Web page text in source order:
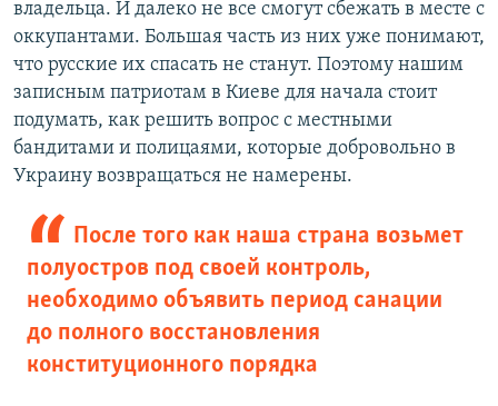
владельца. И далеко не все смогут сбежать в месте с
оккупантами. Большая часть из них уже понимают,
что русские их спасать не станут. Поэтому нашим
записным патриотам в Киеве для начала стоит
подумать, как решить вопрос с местными
бандитами и полицаями, которые добровольно в
Украину возвращаться не намерены.
После того как наша страна возьмет
полуостров под своей контроль,
необходимо объявить период санации
до полного восстановления
конституционного порядка